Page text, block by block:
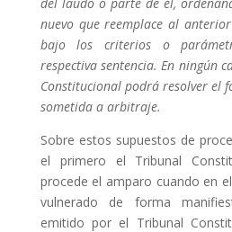
nuevo que reemplace al
bajo los criterios o
respectiva sentencia. En ningún
Constitucional podrá resolver el
sometida a arbitraje.
Sobre estos supuestos de
el primero el Tribunal
procede el amparo cuando en
vulnerado de forma
emitido por el Tribunal